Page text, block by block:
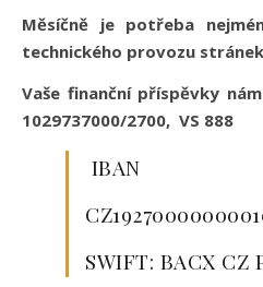
Měsíčně je potřeba
technického provozu
Vaše finanční příspěvky
1029737000/2700, VS 888
IBAN
SWIFT: BACX CZ